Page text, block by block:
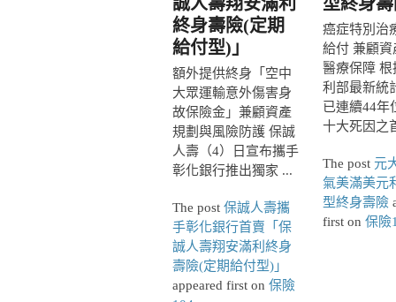
終身壽險(定期
給付型)」
額外提供終身「空中
大眾運輸意外傷害身
故保險金」兼顧資產
規劃與風險防護 保誠
人壽（4）日宣布攜手
彰化銀行推出獨家 ...
The post 保誠人壽攜
手彰化銀行首賣「保
誠人壽翔安滿利終身
壽險(定期給付型)」
appeared first on 保險
癌症特別治
給付 兼顧資
醫療保障 根
利部最新統
已連續44年
十大死因之
The post 元
氣美滿美元
型終身壽險
first on 保險